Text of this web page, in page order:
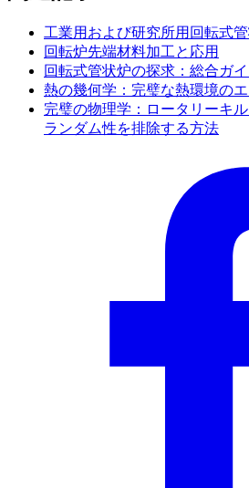
工業用および研究所用回転式
回転炉先端材料加工と応用
回転式管状炉の探求：総合ガ
熱の幾何学：完璧な熱環境の
完璧の物理学：ロータリーキ
ランダム性を排除する方法